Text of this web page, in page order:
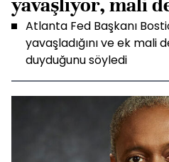
yavaşlıyor, mali
Atlanta Fed Başkanı
yavaşladığını ve ek mali
duyduğunu söyledi